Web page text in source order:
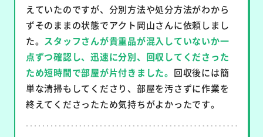
えていたのですが、分別方法や処分方法がわから
ずそのままの状態でアクト岡山さんに依頼しまし
た。 スタッフさんが貴重品が混入していないか一
点ずつ確認し、迅速に分別、回収してくださった
ため短時間で部屋が片付きました。 回収後には簡
単な清掃もしてくださり、部屋を汚さずに作業を
終えてくださったため気持ちがよかったです。